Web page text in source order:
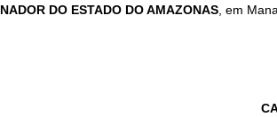
DO ESTADO DO AMAZONAS , em